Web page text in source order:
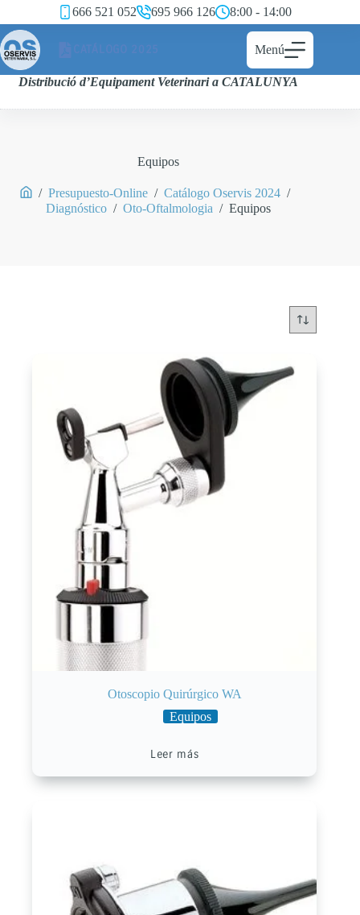
666 521 052 695 966 126 8:00 - 14:00
CATÁLOGO 2025 Menú
Distribució d’Equipament Veterinari a CATALUNYA
Equipos
/ Presupuesto-Online / Catálogo Oservis 2024 /
Diagnóstico / Oto-Oftalmologia / Equipos
Otoscopio Quirúrgico WA
Equipos
Leer más